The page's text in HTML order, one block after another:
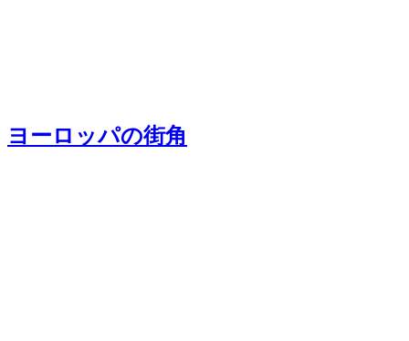
ヨーロッパの街角